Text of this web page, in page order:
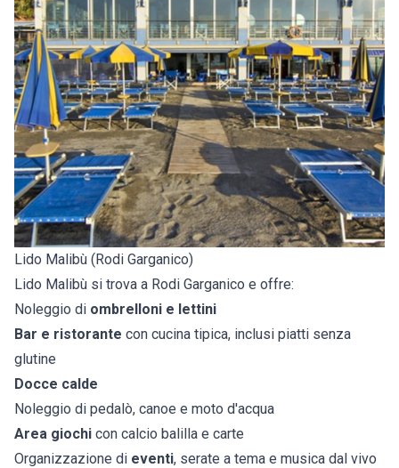
Lido Malibù (Rodi Garganico)
Lido Malibù si trova a Rodi Garganico e offre:
Noleggio di ombrelloni e lettini
Bar e ristorante con cucina tipica, inclusi piatti senza
glutine
Docce calde
Noleggio di pedalò, canoe e moto d'acqua
Area giochi con calcio balilla e carte
Organizzazione di eventi, serate a tema e musica dal vivo